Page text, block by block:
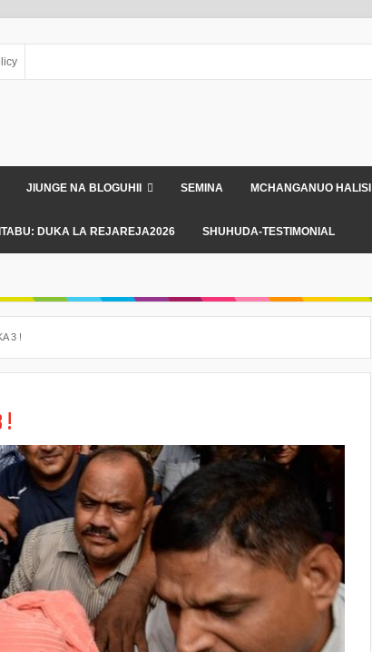
JIUNGE NA BLOGUHII SEMINA MCHANGANUO HALISI
DUKA LA REJAREJA2026 SHUHUDA-TESTIMONIAL
3 !
!